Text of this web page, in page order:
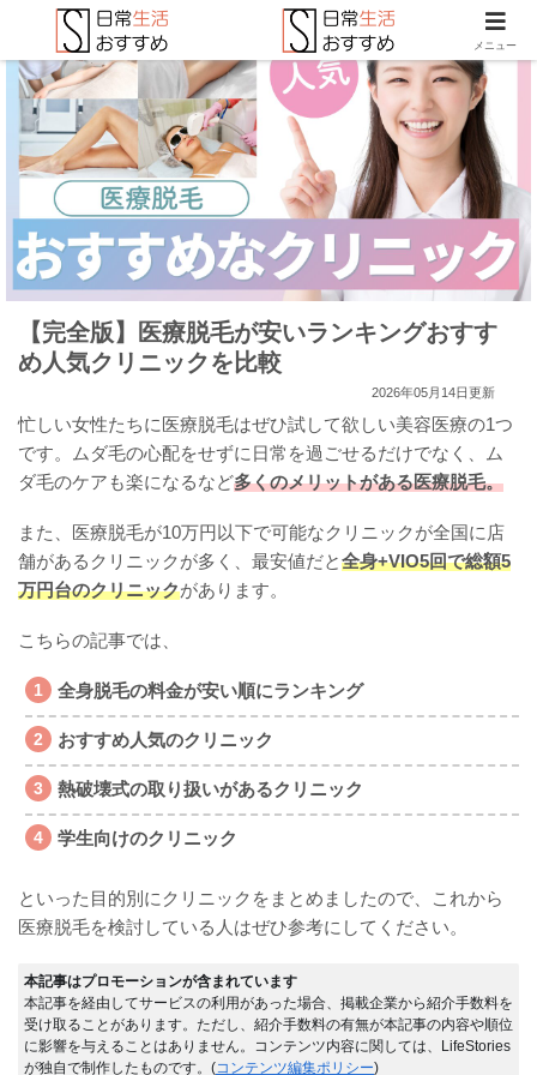
【完全版】医療脱毛が安いランキングおすす
め人気クリニックを比較
2026年05月14日更新
忙しい女性たちに医療脱毛はぜひ試して欲しい美容医療の1つ
です。ムダ毛の心配をせずに日常を過ごせるだけでなく、ム
ダ毛のケアも楽になるなど多くのメリットがある医療脱毛。
また、医療脱毛が10万円以下で可能なクリニックが全国に店
舗があるクリニックが多く、最安値だと全身+VIO5回で総額5
万円台のクリニックがあります。
こちらの記事では、
全身脱毛の料金が安い順にランキング
おすすめ人気のクリニック
熱破壊式の取り扱いがあるクリニック
学生向けのクリニック
といった目的別にクリニックをまとめましたので、これから
医療脱毛を検討している人はぜひ参考にしてください。
本記事はプロモーションが含まれています
本記事を経由してサービスの利用があった場合、掲載企業から紹介手数料を
受け取ることがあります。ただし、紹介手数料の有無が本記事の内容や順位
に影響を与えることはありません。コンテンツ内容に関しては、LifeStories
が独自で制作したものです。(コンテンツ編集ポリシー)
メニュー